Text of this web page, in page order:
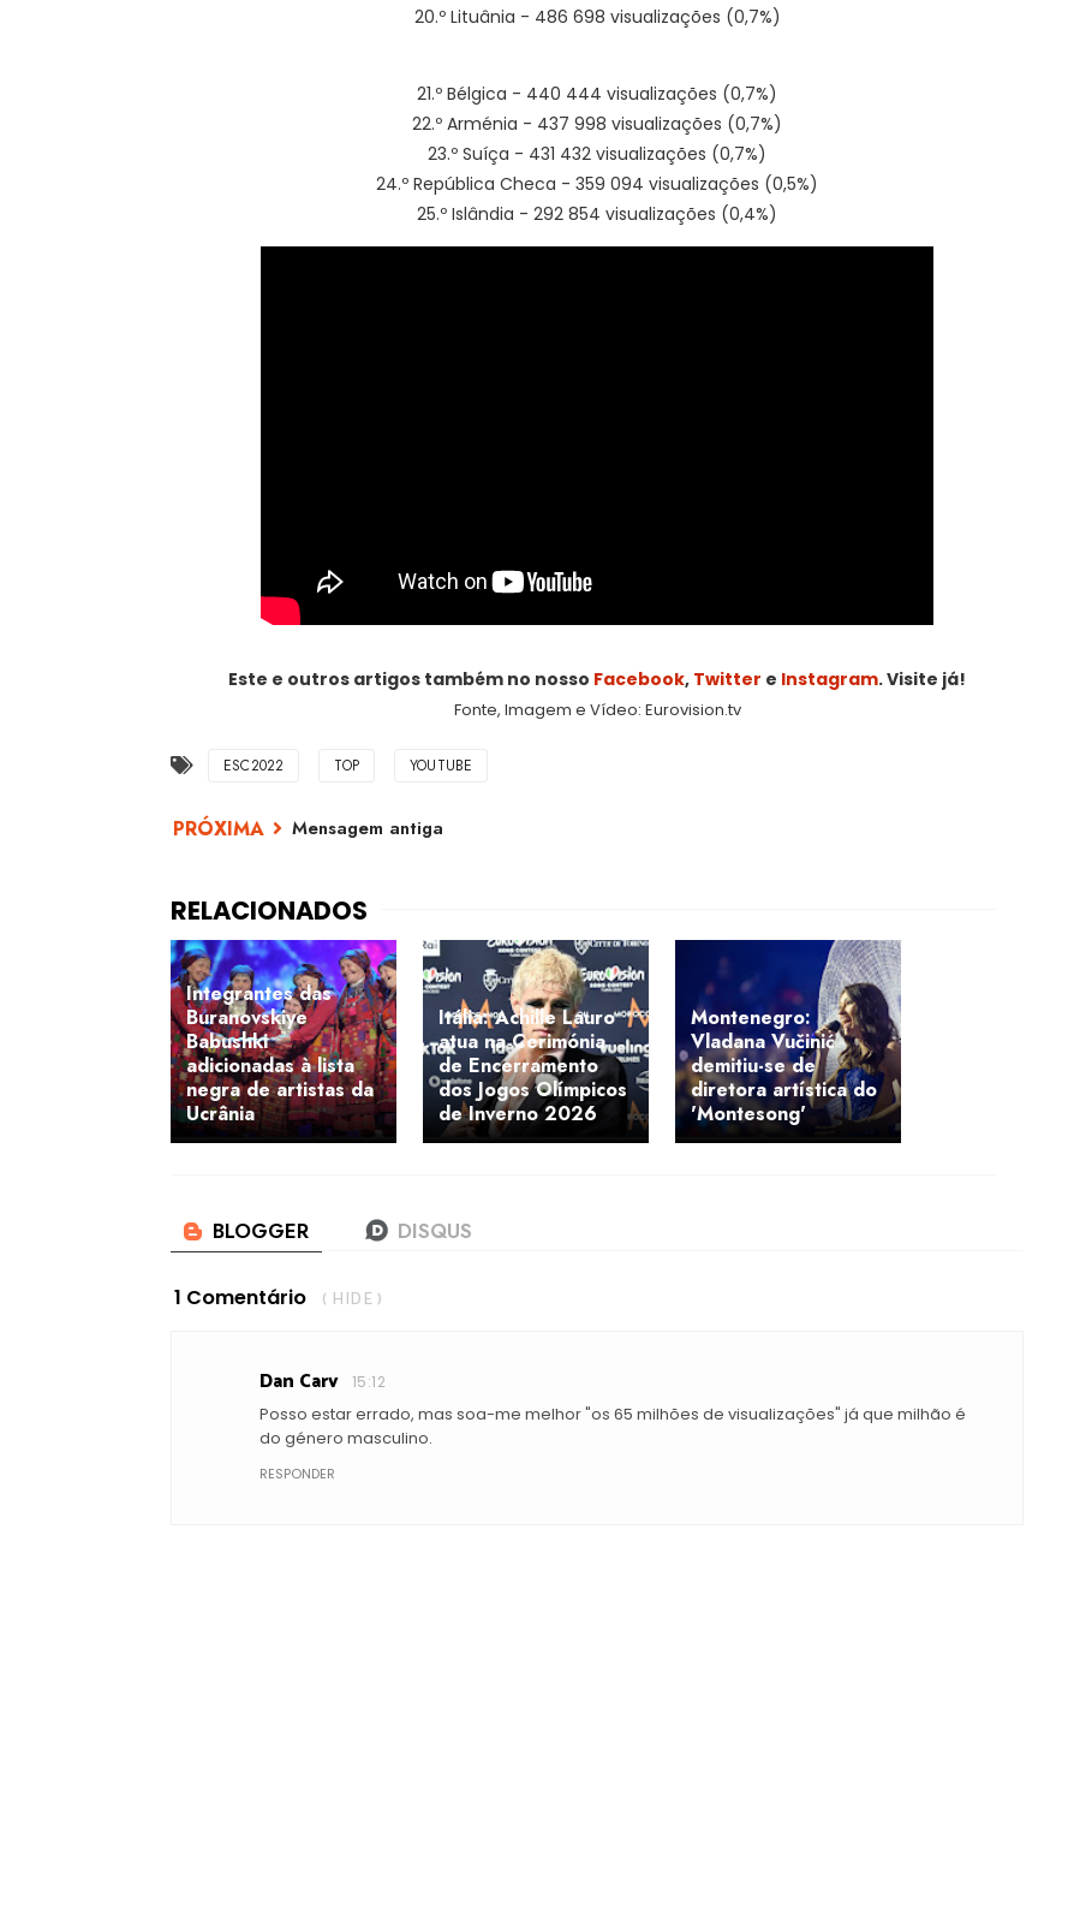
20.º Lituânia - 486 698 visualizações (0,7%)
21.º Bélgica - 440 444 visualizações (0,7%)
22.º Arménia - 437 998 visualizações (0,7%)
23.º Suíça - 431 432 visualizações (0,7%)
24.º República Checa - 359 094 visualizações (0,5%)
25.º Islândia - 292 854 visualizações (0,4%)
Este e outros artigos também no nosso Facebook, Twitter e Instagram. Visite já!
Fonte, Imagem e Vídeo: Eurovision.tv
ESC2022 TOP YOUTUBE
Mensagem antiga
Integrantes das
Buranovskiye
Babushki
adicionadas à lista
negra de artistas da
Ucrânia
Itália: Achille Lauro
atua na Cerimónia
de Encerramento
dos Jogos Olímpicos
de Inverno 2026
Montenegro:
Vladana Vučinić
demitiu-se de
diretora artística do
'Montesong'
1 Comentário ( HIDE )
Dan Carv 15:12
Posso estar errado, mas soa-me melhor "os 65 milhões de visualizações" já que milhão é
do género masculino.
RESPONDER